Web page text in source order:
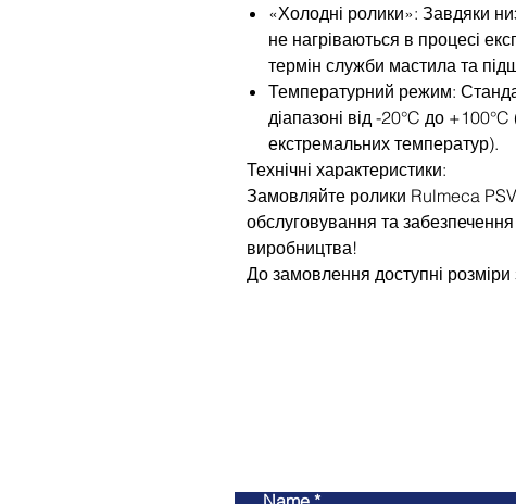
«Холодні ролики»: Завдяки
не нагріваються в процесі
термін служби мастила та
Температурний режим:
діапазоні від -20°C до
екстремальних температур).
Технічні характеристики:
Замовляйте ролики Rulmeca PSV
обслуговування та
виробництва!
До замовлення доступні